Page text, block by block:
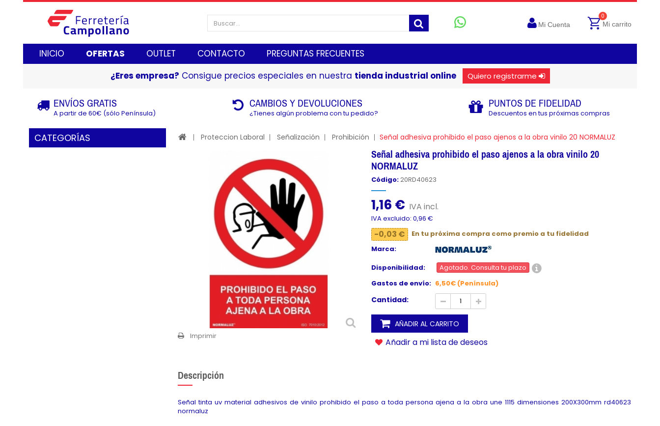
INICIO OFERTAS OUTLET CONTACTO PREGUNTAS FRECUENTES
Mi Cuenta
0
Mi carrito
¿Eres empresa? Consigue precios especiales en nuestra tienda industrial online Quiero registrarme
ENVÍOS GRATIS
A partir de 60€ (sólo Península)
CAMBIOS Y DEVOLUCIONES
¿Tienes algún problema con tu pedido?
PUNTOS DE FIDELIDAD
Descuentos en tus próximas compras
CATEGORÍAS Proteccion Laboral Señalización Prohibición Señal adhesiva prohibido el paso ajenos a la obra vinilo 20 NORMALUZ
Imprimir
Señal adhesiva prohibido el paso ajenos a la obra vinilo 20
NORMALUZ
Código:20RD40623
1,16 € IVA incl.
IVA excluido: 0,96 €
-0,03 €
En tu próxima compra como premio a tu fidelidad
Marca:
Disponibilidad:
Agotado. Consulta tu plazo
Gastos de envío: 6,50€ (Península)
Cantidad:
AÑADIR AL CARRITO
Añadir a mi lista de deseos
Descripción
Señal tinta uv material adhesivos de vinilo prohibido el paso a toda persona ajena a la obra une 1115 dimensiones 200X300mm rd40623
normaluz